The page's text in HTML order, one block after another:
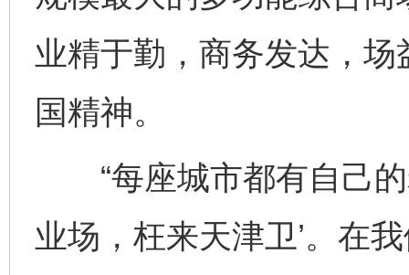
业精于勤，商务发达，
国精神。
“每座城市都有自己的
业场，枉来天津卫’。在